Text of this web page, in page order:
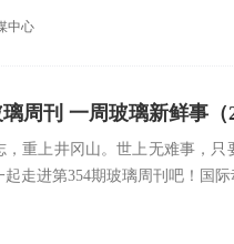
中心
周刊 一周玻璃新鲜事（
，重上井冈山。世上无难事，
起走进第354期玻璃周刊吧！国际